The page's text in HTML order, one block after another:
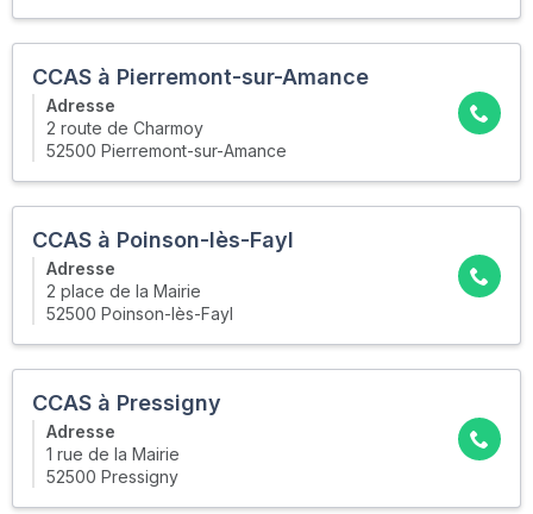
CCAS à Pierremont-sur-Amance
Adresse
2 route de Charmoy
52500 Pierremont-sur-Amance
CCAS à Poinson-lès-Fayl
Adresse
2 place de la Mairie
52500 Poinson-lès-Fayl
CCAS à Pressigny
Adresse
1 rue de la Mairie
52500 Pressigny